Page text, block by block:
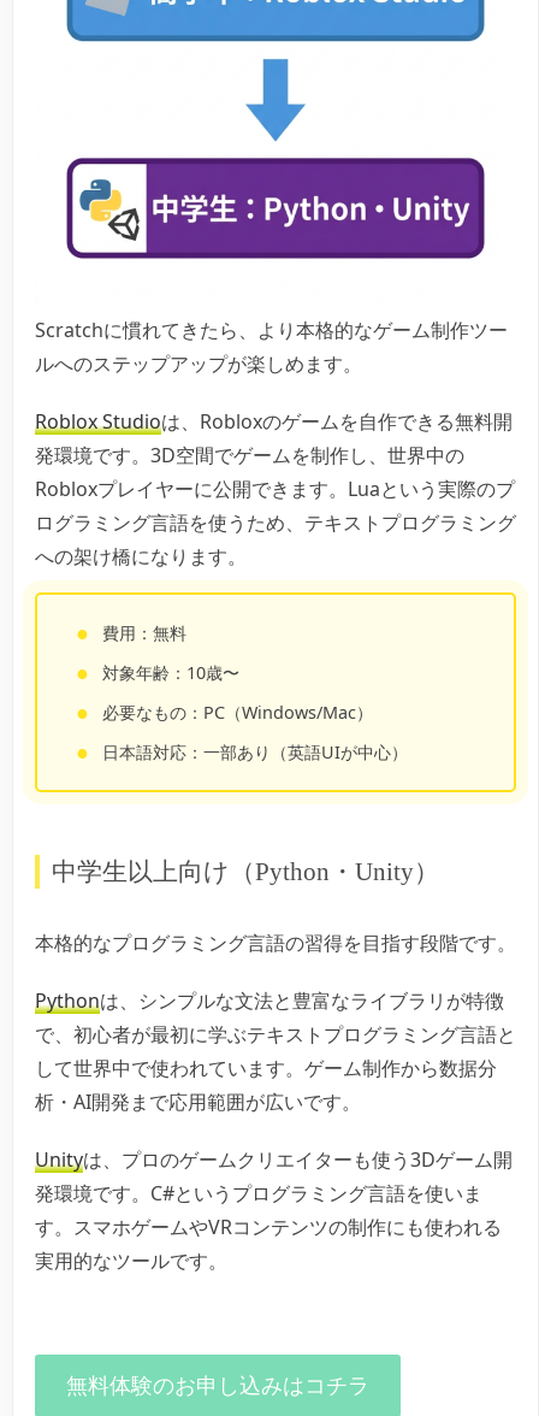
Scratchに慣れてきたら、より本格的なゲーム制作ツー
ルへのステップアップが楽しめます。
Roblox Studioは、Robloxのゲームを自作できる無料開
発環境です。3D空間でゲームを制作し、世界中の
Robloxプレイヤーに公開できます。Luaという実際のプ
ログラミング言語を使うため、テキストプログラミング
への架け橋になります。
費用：無料
対象年齢：10歳〜
必要なもの：PC（Windows/Mac）
日本語対応：一部あり（英語UIが中心）
中学生以上向け（Python・Unity）
本格的なプログラミング言語の習得を目指す段階です。
Pythonは、シンプルな文法と豊富なライブラリが特徴
で、初心者が最初に学ぶテキストプログラミング言語と
して世界中で使われています。ゲーム制作から数据分
析・AI開発まで応用範囲が広いです。
Unityは、プロのゲームクリエイターも使う3Dゲーム開
発環境です。C#というプログラミング言語を使いま
す。スマホゲームやVRコンテンツの制作にも使われる
実用的なツールです。
無料体験のお申し込みはコチラ